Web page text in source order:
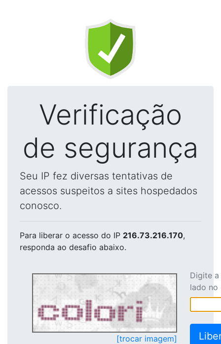
Verificação
de segurança
Seu IP fez diversas tentativas de
acessos suspeitos a sites hospedados
conosco.
Para liberar o acesso do IP 216.73.216.170,
responda ao desafio abaixo.
[trocar imagem]
Digite
lado no